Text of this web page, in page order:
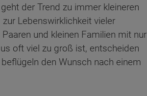
der Trend zu immer kleineren
Lebenswirklichkeit vieler
und kleinen Familien mit nur
oft viel zu groß ist, entscheiden
den Wunsch nach einem